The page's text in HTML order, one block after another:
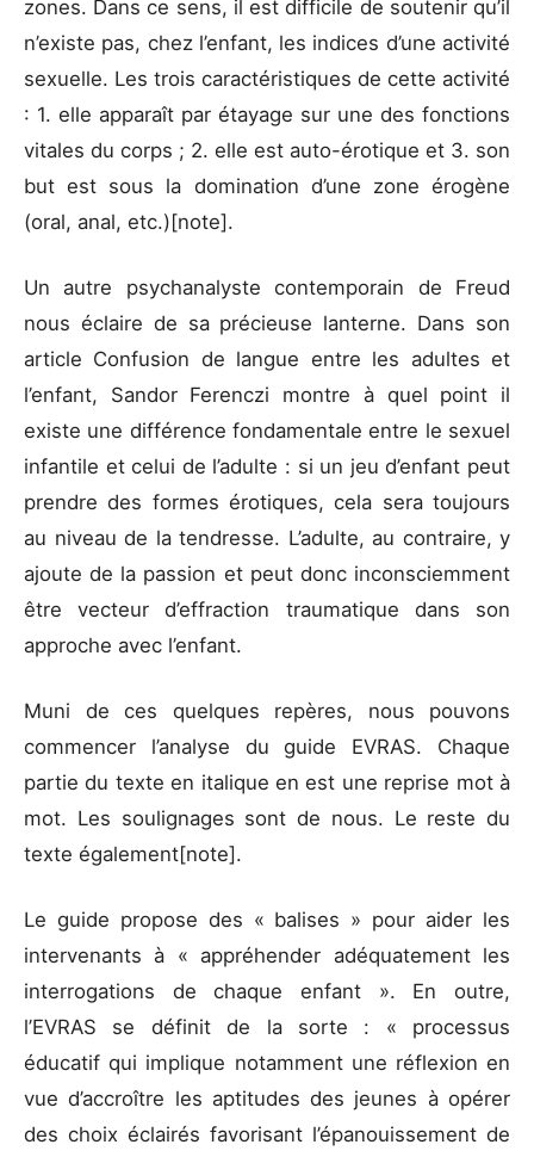
zones. Dans ce sens, il est difficile de soutenir qu’il
n’existe pas, chez l’enfant, les indices d’une activité
sexuelle. Les trois caractéristiques de cette activité
: 1. elle apparaît par étayage sur une des fonctions
vitales du corps ; 2. elle est auto-érotique et 3. son
but est sous la domination d’une zone érogène
(oral, anal, etc.)[note].
Un autre psychanalyste contemporain de Freud
nous éclaire de sa précieuse lanterne. Dans son
article Confusion de langue entre les adultes et
l’enfant, Sandor Ferenczi montre à quel point il
existe une différence fondamentale entre le sexuel
infantile et celui de l’adulte : si un jeu d’enfant peut
prendre des formes érotiques, cela sera toujours
au niveau de la tendresse. L’adulte, au contraire, y
ajoute de la passion et peut donc inconsciemment
être vecteur d’effraction traumatique dans son
approche avec l’enfant.
Muni de ces quelques repères, nous pouvons
commencer l’analyse du guide EVRAS. Chaque
partie du texte en italique en est une reprise mot à
mot. Les soulignages sont de nous. Le reste du
texte également[note].
Le guide propose des « balises » pour aider les
intervenants à « appréhender adéquatement les
interrogations de chaque enfant ». En outre,
l’EVRAS se définit de la sorte : « processus
éducatif qui implique notamment une réflexion en
vue d’accroître les aptitudes des jeunes à opérer
des choix éclairés favorisant l’épanouissement de